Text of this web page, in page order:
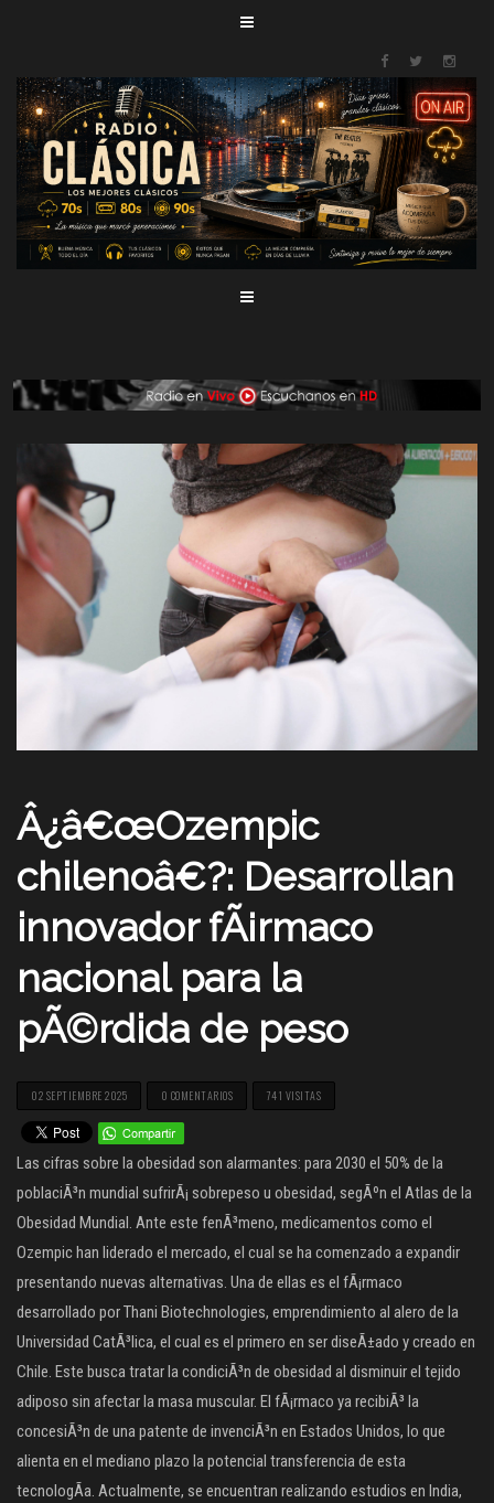
Â¿â€œOzempic
chilenoâ€?: Desarrollan
innovador fÃ¡rmaco
nacional para la
pÃ©rdida de peso
02 SEPTIEMBRE 2025 0 COMENTARIOS 741 VISITAS
Las cifras sobre la obesidad son alarmantes: para 2030 el 50% de la
poblaciÃ³n mundial sufrirÃ¡ sobrepeso u obesidad, segÃºn el Atlas de la
Obesidad Mundial. Ante este fenÃ³meno, medicamentos como el
Ozempic han liderado el mercado, el cual se ha comenzado a expandir
presentando nuevas alternativas. Una de ellas es el fÃ¡rmaco
desarrollado por Thani Biotechnologies, emprendimiento al alero de la
Universidad CatÃ³lica, el cual es el primero en ser diseÃ±ado y creado en
Chile. Este busca tratar la condiciÃ³n de obesidad al disminuir el tejido
adiposo sin afectar la masa muscular. El fÃ¡rmaco ya recibiÃ³ la
concesiÃ³n de una patente de invenciÃ³n en Estados Unidos, lo que
alienta en el mediano plazo la potencial transferencia de esta
tecnologÃ­a. Actualmente, se encuentran realizando estudios en India,